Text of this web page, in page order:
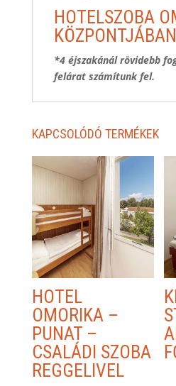
HOTELSZOBA
KÖZPONTJÁBAN
*4 éjszakánál rövidebb
felárat számítunk fel.
KAPCSOLÓDÓ TERMÉKEK
HOTEL
OMORIKA –
PUNAT –
CSALÁDI SZOBA
REGGELIVEL